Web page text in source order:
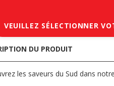
VEUILLEZ SÉLECTIONNER
DU PRODUIT
les saveurs du Sud dans